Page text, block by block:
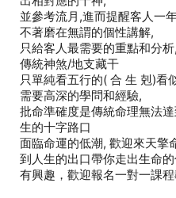
並參考流月,進而提醒客人一
不著磨在無謂的個性講解,
只給客人最需要的重點和分
傳統神煞/地支藏干
只單純看五行的( 合 生 剋)看
需要高深的學問和經驗,
批命準確度是傳統命理無法
生的十字路口
面臨命運的低潮, 歡迎來天擎
到人生的出口帶你走出生命
有興趣，歡迎報名一對一課